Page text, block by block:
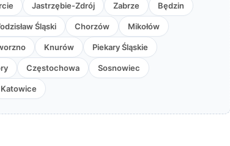
Jastrzębie-Zdrój Zabrze Będzin
Śląski Chorzów Mikołów
Knurów Piekary Śląskie
Częstochowa Sosnowiec
Katowice